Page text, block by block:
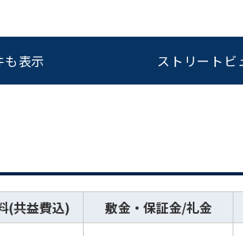
表示 ストリートビ
(共益費込) 敷金・保証金/礼金